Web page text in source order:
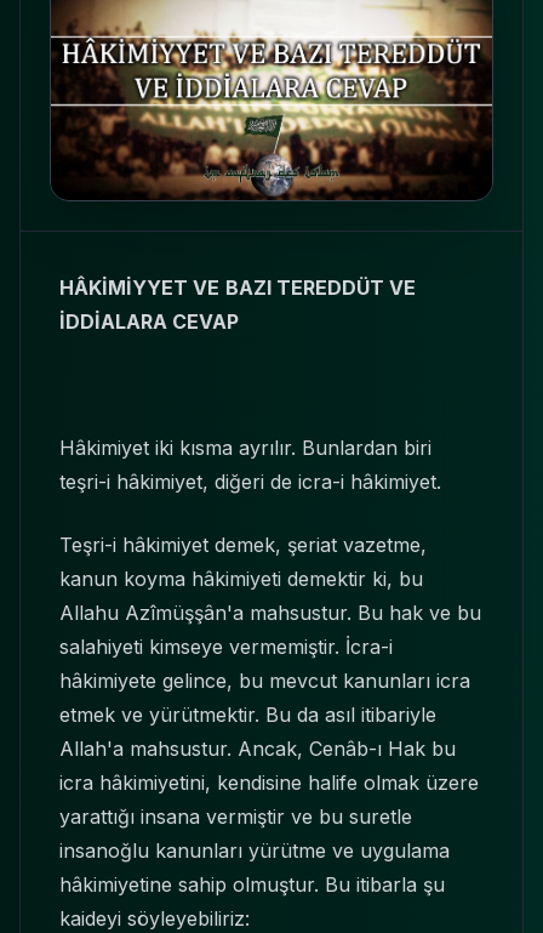
HÂKİMİYYET VE BAZI TEREDDÜT VE
İDDİALARA CEVAP
Hâkimiyet iki kısma ayrılır. Bunlardan biri
teşri-i hâkimiyet, diğeri de icra-i hâkimiyet.
Teşri-i hâkimiyet demek, şeriat vazetme,
kanun koyma hâkimiyeti demektir ki, bu
Allahu Azîmüşşân'a mahsustur. Bu hak ve bu
salahiyeti kimseye vermemiştir. İcra-i
hâkimiyete gelince, bu mevcut kanunları icra
etmek ve yürütmektir. Bu da asıl itibariyle
Allah'a mahsustur. Ancak, Cenâb-ı Hak bu
icra hâkimiyetini, kendisine halife olmak üzere
yarattığı insana vermiştir ve bu suretle
insanoğlu kanunları yürütme ve uygulama
hâkimiyetine sahip olmuştur. Bu itibarla şu
kaideyi söyleyebiliriz: